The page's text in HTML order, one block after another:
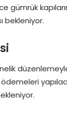
gümrük
bekleniyor.